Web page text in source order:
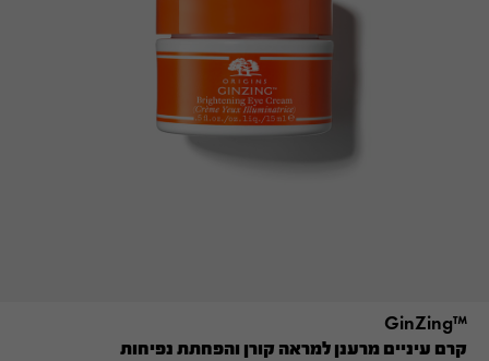
™GinZing
קרם עיניים מרענן למראה קורן והפחתת נפיחות